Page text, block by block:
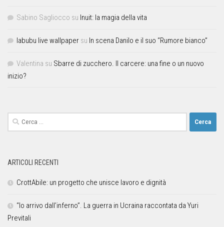
Sabino Sagliocco su Inuit: la magia della vita
labubu live wallpaper su In scena Danilo e il suo “Rumore bianco”
Valentina su Sbarre di zucchero. Il carcere: una fine o un nuovo
inizio?
ARTICOLI RECENTI
CrottAbile: un progetto che unisce lavoro e dignità
“Io arrivo dall’inferno”. La guerra in Ucraina raccontata da Yuri
Previtali